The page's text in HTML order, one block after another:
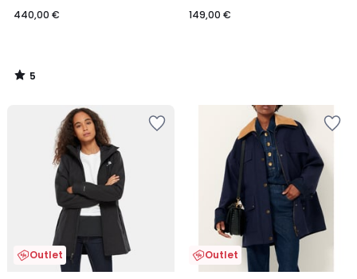
440,00 €
5
/
149,00 €
Outlet Outlet